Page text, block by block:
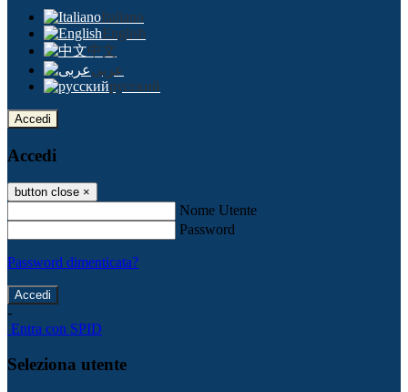
Italiano
English
中文
عربى
русский
Accedi
Accedi
button close ×
Nome Utente
Password
Password dimenticata?
-
Entra con SPID
Seleziona utente